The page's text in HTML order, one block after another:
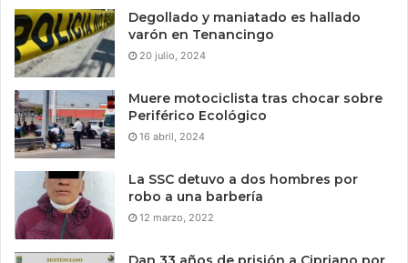
Degollado y maniatado es hallado
varón en Tenancingo
20 julio, 2024
Muere motociclista tras chocar sobre
Periférico Ecológico
16 abril, 2024
La SSC detuvo a dos hombres por
robo a una barbería
12 marzo, 2022